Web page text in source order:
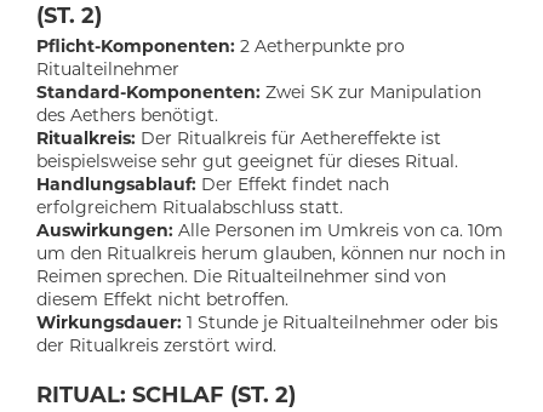
(ST. 2)
Pflicht-Komponenten: 2 Aetherpunkte pro
Ritualteilnehmer
Standard-Komponenten: Zwei SK zur Manipulation
des Aethers benötigt.
Ritualkreis: Der Ritualkreis für Aethereffekte ist
beispielsweise sehr gut geeignet für dieses Ritual.
Handlungsablauf: Der Effekt findet nach
erfolgreichem Ritualabschluss statt.
Auswirkungen: Alle Personen im Umkreis von ca. 10m
um den Ritualkreis herum glauben, können nur noch in
Reimen sprechen. Die Ritualteilnehmer sind von
diesem Effekt nicht betroffen.
Wirkungsdauer: 1 Stunde je Ritualteilnehmer oder bis
der Ritualkreis zerstört wird.
RITUAL: SCHLAF (ST. 2)